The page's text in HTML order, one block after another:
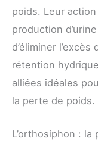
poids. Leur
production
d’éliminer
rétention
alliées idéales
la perte de poids.
L’orthosiphon :